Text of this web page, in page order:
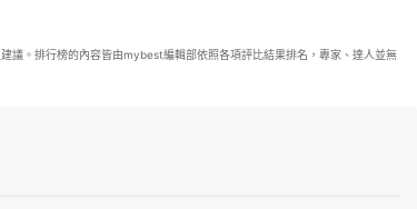
議。排行榜的內容皆由mybest編輯部依照各項評比結果排名，專家、達人並無